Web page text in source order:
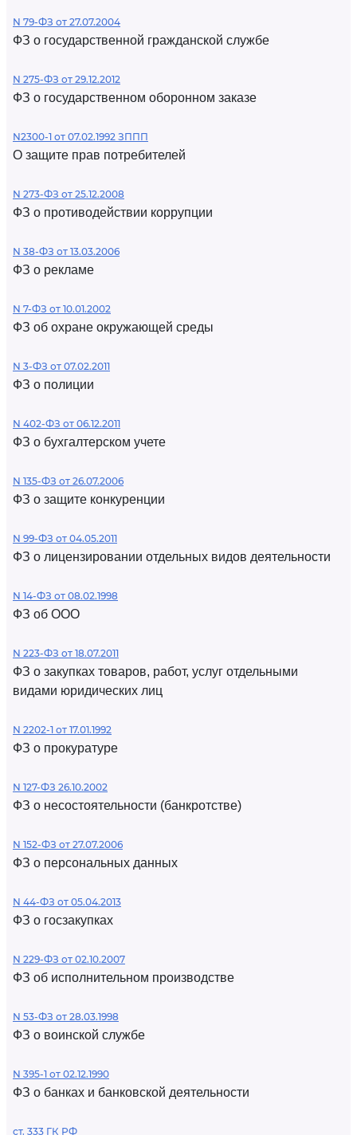
N 79-ФЗ от 27.07.2004
ФЗ о государственной гражданской службе
N 275-ФЗ от 29.12.2012
ФЗ о государственном оборонном заказе
N2300-1 от 07.02.1992 ЗППП
О защите прав потребителей
N 273-ФЗ от 25.12.2008
ФЗ о противодействии коррупции
N 38-ФЗ от 13.03.2006
ФЗ о рекламе
N 7-ФЗ от 10.01.2002
ФЗ об охране окружающей среды
N 3-ФЗ от 07.02.2011
ФЗ о полиции
N 402-ФЗ от 06.12.2011
ФЗ о бухгалтерском учете
N 135-ФЗ от 26.07.2006
ФЗ о защите конкуренции
N 99-ФЗ от 04.05.2011
ФЗ о лицензировании отдельных видов деятельности
N 14-ФЗ от 08.02.1998
ФЗ об ООО
N 223-ФЗ от 18.07.2011
ФЗ о закупках товаров, работ, услуг отдельными
видами юридических лиц
N 2202-1 от 17.01.1992
ФЗ о прокуратуре
N 127-ФЗ 26.10.2002
ФЗ о несостоятельности (банкротстве)
N 152-ФЗ от 27.07.2006
ФЗ о персональных данных
N 44-ФЗ от 05.04.2013
ФЗ о госзакупках
N 229-ФЗ от 02.10.2007
ФЗ об исполнительном производстве
N 53-ФЗ от 28.03.1998
ФЗ о воинской службе
N 395-1 от 02.12.1990
ФЗ о банках и банковской деятельности
ст. 333 ГК РФ